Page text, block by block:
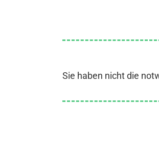
Sie haben nicht die